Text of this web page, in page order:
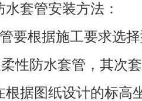
套管安装方法：
要根据施工要求选
性防水套管，其次
根据图纸设计的标高